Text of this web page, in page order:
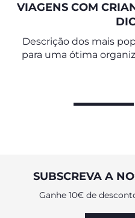
VIAGENS COM
Descrição dos mais
para uma ótima
SUBSCREVA A
Ganhe 10€ de